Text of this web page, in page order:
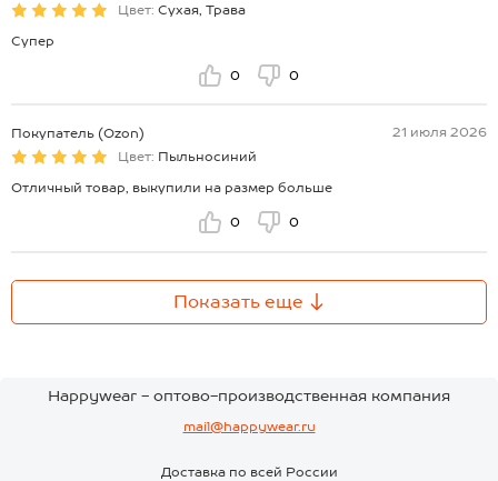
Цвет: Сухая, Трава
Супер
0 0
Покупатель (Ozon)
21 июля 2026
Цвет: Пыльносиний
Отличный товар, выкупили на размер больше
0 0
Показать еще
Happywear - оптово-производственная компания
mail@happywear.ru
Доставка по всей России